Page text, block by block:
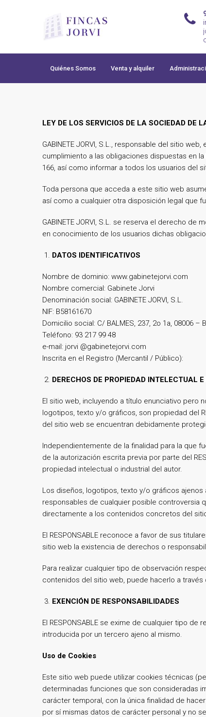
Quiénes Somos Venta y alquiler
LEY DE LOS SERVICIOS DE LA SOCIEDAD DE
GABINETE JORVI, S.L., responsable del sitio
cumplimiento a las obligaciones dispuestas en
166, así como informar a todos los usuarios del
Toda persona que acceda a este sitio web
así como a cualquier otra disposición legal que
GABINETE JORVI, S.L. se reserva el derecho
en conocimiento de los usuarios dichas
DATOS IDENTIFICATIVOS
Nombre de dominio: www.gabinetejorvi.com
Nombre comercial: Gabinete Jorvi
Denominación social: GABINETE JORVI, S.L.
NIF: B58161670
Domicilio social: C/ BALMES, 237, 2o 1a, 08006 –
Teléfono: 93 217 99 48
e-mail: jorvi @gabinetejorvi.com
Inscrita en el Registro (Mercantil / Público):
DERECHOS DE PROPIEDAD INTELECTUAL
El sitio web, incluyendo a título enunciativo pero
logotipos, texto y/o gráficos, son propiedad del
del sitio web se encuentran debidamente
Independientemente de la finalidad para la que
de la autorización escrita previa por parte del
propiedad intelectual o industrial del autor.
Los diseños, logotipos, texto y/o gráficos ajenos
responsables de cualquier posible controversia
directamente a los contenidos concretos del
El RESPONSABLE reconoce a favor de sus
sitio web la existencia de derechos o
Para realizar cualquier tipo de observación
contenidos del sitio web, puede hacerlo a
EXENCIÓN DE RESPONSABILIDADES
El RESPONSABLE se exime de cualquier tipo
introducida por un tercero ajeno al mismo.
Uso de Cookies
Este sitio web puede utilizar cookies técnicas
determinadas funciones que son consideradas
carácter temporal, con la única finalidad de
por sí mismas datos de carácter personal y no